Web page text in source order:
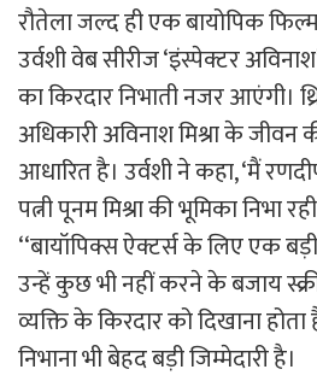
रौतेला जल्द ही एक बायोपिक
उर्वशी वेब सीरीज ‘इंस्पेक्टर
का किरदार निभाती नजर आएंगी।
अधिकारी अविनाश मिश्रा के
आधारित है। उर्वशी ने कहा, ‘मैं
पत्नी पूनम मिश्रा की भूमिका निभा
‘‘बायॉपिक्स ऐक्टर्स के लिए एक
उन्हें कुछ भी नहीं करने के बजाय
व्यक्ति के किरदार को दिखाना
निभाना भी बेहद बड़ी जिम्मेदारी है।